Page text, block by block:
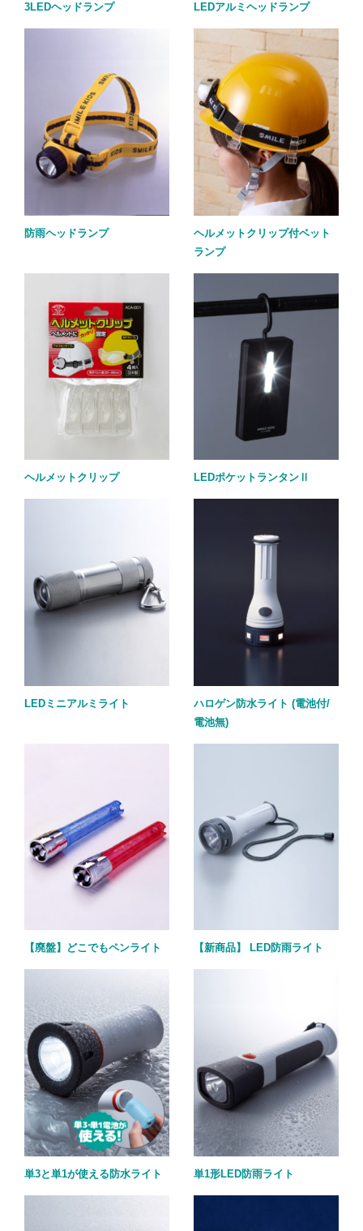
3LEDヘッドランプ LEDアルミヘッドランプ
防雨ヘッドランプ
ヘルメットクリップ付ベット
ランプ
ヘルメットクリップ LEDポケットランタンⅡ
LEDミニアルミライト
ハロゲン防水ライト (電池付/
電池無)
【廃盤】どこでもペンライト 【新商品】 LED防雨ライト
単3と単1が使える防水ライト 単1形LED防雨ライト